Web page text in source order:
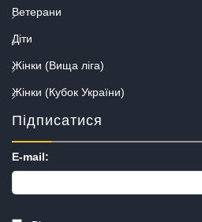
Ветерани
Діти
Жінки (Вища ліга)
Жінки (Кубок України)
Підписатися
E-mail: